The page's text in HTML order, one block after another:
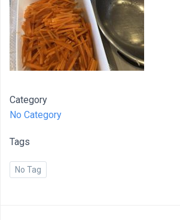
Category
No Category
Tags
No Tag